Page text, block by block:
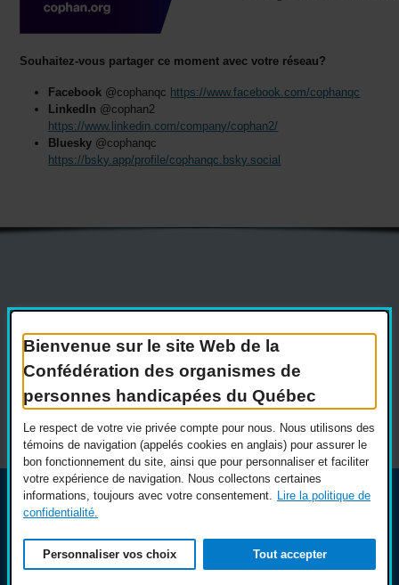
Bienvenue sur le site Web de la
Confédération des organismes de
personnes handicapées du Québec
Le respect de votre vie privée compte pour nous. Nous utilisons des
témoins de navigation (appelés cookies en anglais) pour assurer le
bon fonctionnement du site, ainsi que pour personnaliser et faciliter
votre expérience de navigation. Nous collectons certaines
informations, toujours avec votre consentement. Lire la politique de
confidentialité.
Personnaliser vos choix Tout accepter
Souhaitez-vous partager ce moment avec votre réseau?
Facebook @cophanqc https://www.facebook.com/cophanqc
LinkedIn @cophan2
https://www.linkedin.com/company/cophan2/
Bluesky @cophanqc
https://bsky.app/profile/cophanqc.bsky.social
Actualités Devenir membre
Nous joindre Nous recrutons
Réseaux sociaux
Guide sur l’accessibilité universelle
© COPHAN - Ensemble pour l'inclusion 2026. Tous droits
Conception :Ekloweb
Crédits photo :